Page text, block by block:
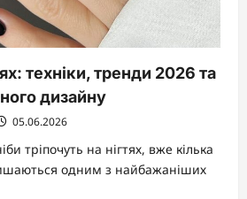
техніки, тренди 2026 та
дизайну
05.06.2026
тріпочуть на нігтях, вже кілька
одним з найбажаніших